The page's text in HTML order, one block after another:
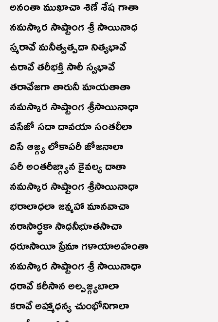
అనంతా ముఖాచా శిణే శేష గాతా
నమస్కార సాష్టాంగ శ్రీ సాయినాధ
స్మరావే మనీత్వత్పదా నిత్యభావే
ఉరావే తరీభక్తి సాఠీ స్వభావే
తరావేజగా తారునీ మాయతాతా
నమస్కార సాష్టాంగ శ్రీసాయినాధా
వసేజో సదా దావయా సంతలీలా
దిసే ఆజ్గ్య లోకాపరీ జోజనాలా
పరీ అంతరీజ్గ్యాన కైవల్య దాతా
నమస్కార సాష్టాంగ శ్రీసాయినాధా
భరాలాధలా జన్మహా మానవాచా
నరాసార్ధకా సాధనీభూతసాచా
ధరూసాయీ ప్రేమా గళాయా‌అహంతా
నమస్కార సాష్టాంగ శ్రీ సాయినాధా
ధరావే కరీసాన అల్పజ్గ్యబాలా
కరావే అహ్మాధన్య చుంభోనిగాలా